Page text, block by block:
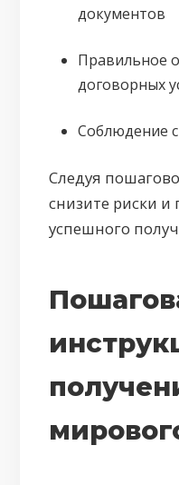
документов
Правильное
договорных
Соблюдение
Следуя
снизите риски
успешного